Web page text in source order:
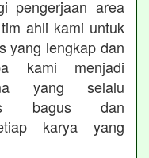
pengerjaan area
ahli kami untuk
yang lengkap dan
kami menjadi
yang selalu
bagus dan
karya yang